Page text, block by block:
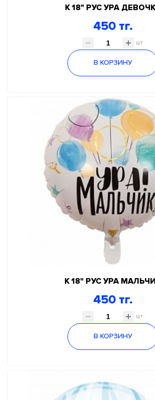
К 18" РУС УРА
450 тг.
шт
В КОРЗИНУ
К 18" РУС УРА
450 тг.
шт
В КОРЗИНУ